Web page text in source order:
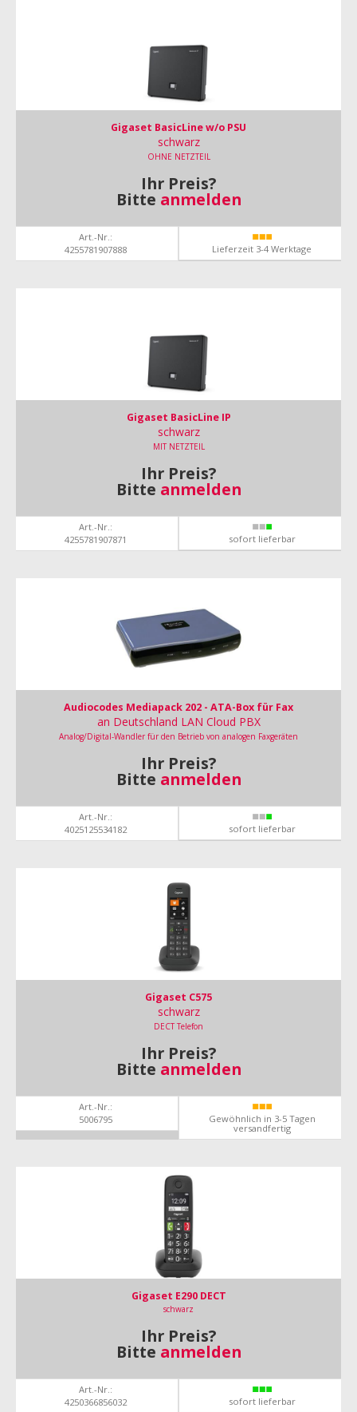
Gigaset BasicLine w/o PSU
schwarz
OHNE NETZTEIL
Ihr Preis?
Bitte anmelden
Art.-Nr.:
4255781907888
Lieferzeit 3-4 Werktage
Gigaset BasicLine IP
schwarz
MIT NETZTEIL
Ihr Preis?
Bitte anmelden
Art.-Nr.:
4255781907871
sofort lieferbar
Audiocodes Mediapack 202 - ATA-Box für Fax
an Deutschland LAN Cloud PBX
Analog/Digital-Wandler für den Betrieb von analogen Faxgeräten
Ihr Preis?
Bitte anmelden
Art.-Nr.:
4025125534182
sofort lieferbar
Gigaset C575
schwarz
DECT Telefon
Ihr Preis?
Bitte anmelden
Art.-Nr.:
5006795
Gewöhnlich in 3-5 Tagen
versandfertig
Gigaset E290 DECT
schwarz
Ihr Preis?
Bitte anmelden
Art.-Nr.:
4250366856032
sofort lieferbar